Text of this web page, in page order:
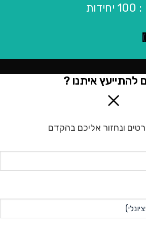
: 100 יחידות
להתייעץ איתנו ?
ונחזור אליכם בהקדם